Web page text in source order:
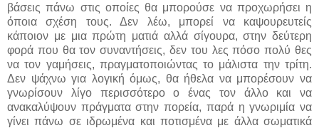
βάσεις πάνω στις οποίες θα μπορούσε να προχωρήσει η
όποια σχέση τους. Δεν λέω, μπορεί να καψουρευτείς
κάποιον με μια πρώτη ματιά αλλά σίγουρα, στην δεύτερη
φορά που θα τον συναντήσεις, δεν του λες πόσο πολύ θες
να τον γαμήσεις, πραγματοποιώντας το μάλιστα την τρίτη.
Δεν ψάχνω για λογική όμως, θα ήθελα να μπορέσουν να
γνωρίσουν λίγο περισσότερο ο ένας τον άλλο και να
ανακαλύψουν πράγματα στην πορεία, παρά η γνωριμία να
γίνει πάνω σε ιδρωμένα και ποτισμένα με άλλα σωματικά